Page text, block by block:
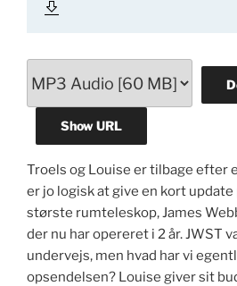
Show URL
Troels og Louise er tilbage efter
er jo logisk at give en kort
største rumteleskop, James
der nu har opereret i 2 år. JWST
undervejs, men hvad har vi
opsendelsen? Louise giver sit